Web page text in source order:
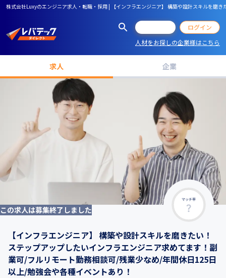
株式会社Luxyのエンジニア求人・転職・採用 | 【インフラエンジニア】 構築や設計スキルを
ログイン
人材をお探しの企業様はこちら
求人 企業
マッチ率
この求人は募集終了しました
【インフラエンジニア】 構築や設計スキルを磨きたい！
ステップアップしたいインフラエンジニア求めてます！副
業可/フルリモート勤務相談可/残業少なめ/年間休日125日
以上/勉強会や各種イベントあり！